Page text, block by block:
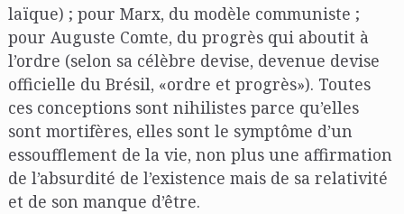
laïque) ; pour Marx, du modèle communiste ;
pour Auguste Comte, du progrès qui aboutit à
l’ordre (selon sa célèbre devise, devenue devise
officielle du Brésil, «ordre et progrès»). Toutes
ces conceptions sont nihilistes parce qu’elles
sont mortifères, elles sont le symptôme d’un
essoufflement de la vie, non plus une affirmation
de l’absurdité de l’existence mais de sa relativité
et de son manque d’être.